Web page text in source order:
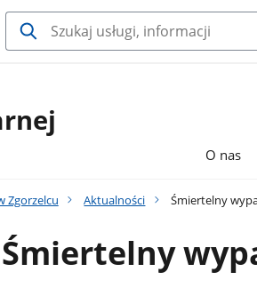
O nas
Zgorzelcu Aktualności Śmiertelny
Śmiertelny